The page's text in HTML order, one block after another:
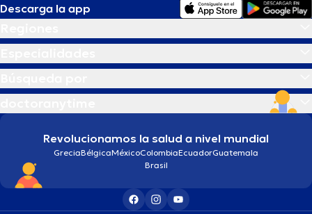
Descarga la app
Revolucionamos la salud a nivel mundial
GreciaBélgicaMéxicoColombiaEcuadorGuatemala
Brasil